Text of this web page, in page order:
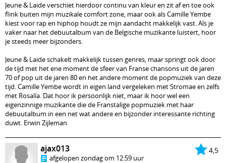
Jeune & Laide verschiet hierdoor continu van kleur en zit af en toe ook
flink buiten mijn muzikale comfort zone, maar ook als Camille Yembe
kiest voor rap en hiphop houdt ze mijn aandacht makkelijk vast. Als je
vaker naar het debuutalbum van de Belgische muzikante luistert, hoor
je steeds meer bijzonders.
Jeune & Laide schakelt makkelijk tussen genres, maar springt ook door
de tijd met het ene moment de sfeer van Franse chansons uit de jaren
70 of pop uit de jaren 80 en het andere moment de popmuziek van deze
tijd. Camille Yembe wordt in eigen land vergeleken met Stromae en zelfs
met Rosalía. Dat hoor ik persoonlijk niet, maar ik hoor wel een
eigenzinnige muzikante die de Franstalige popmuziek met haar
debuutalbum in een net wat andere en bijzonder interessante richting
duwt. Erwin Zijleman
4,5
ajax013
afgelopen zondag om 12:59 uur